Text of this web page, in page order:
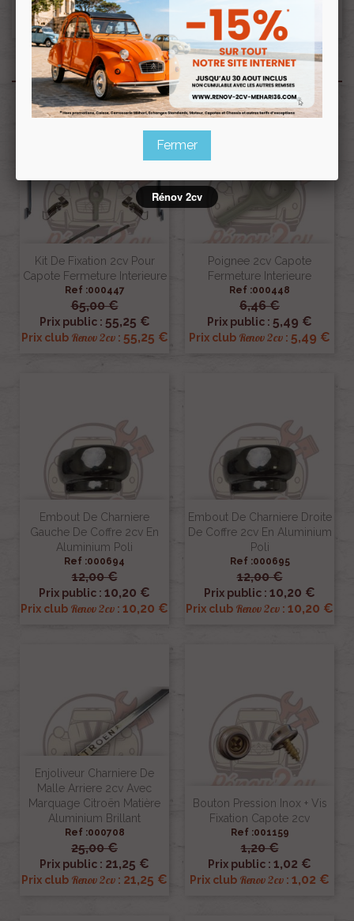
Produits associés
Kit De Fixation 2cv Pour
Capote Fermeture Interieure
Ref :000447
65,00 €
Prix public : 55,25 €
Prix club Renov 2cv: 55,25 €
Pack
Poignee 2cv Capote
Fermeture Interieure
Ref :000448
6,46 €
Prix public : 5,49 €
Prix club Renov 2cv : 5,49 €
Embout De Charniere
Gauche De Coffre 2cv En
Aluminium Poli
Ref :000694
12,00 €
Prix public : 10,20 €
Prix club Renov 2cv : 10,20 €
Embout De Charniere Droite
De Coffre 2cv En Aluminium
Poli
Ref :000695
12,00 €
Prix public : 10,20 €
Prix club Renov 2cv : 10,20 €
Enjoliveur Charniere De
Malle Arriere 2cv Avec
Marquage Citroën Matière
Aluminium Brillant
Ref :000708
25,00 €
Prix public : 21,25 €
Prix club Renov 2cv : 21,25 €
Bouton Pression Inox + Vis
Fixation Capote 2cv
Ref :001159
1,20 €
Prix public : 1,02 €
Prix club Renov 2cv : 1,02 €
Fermer
Rénov 2cv